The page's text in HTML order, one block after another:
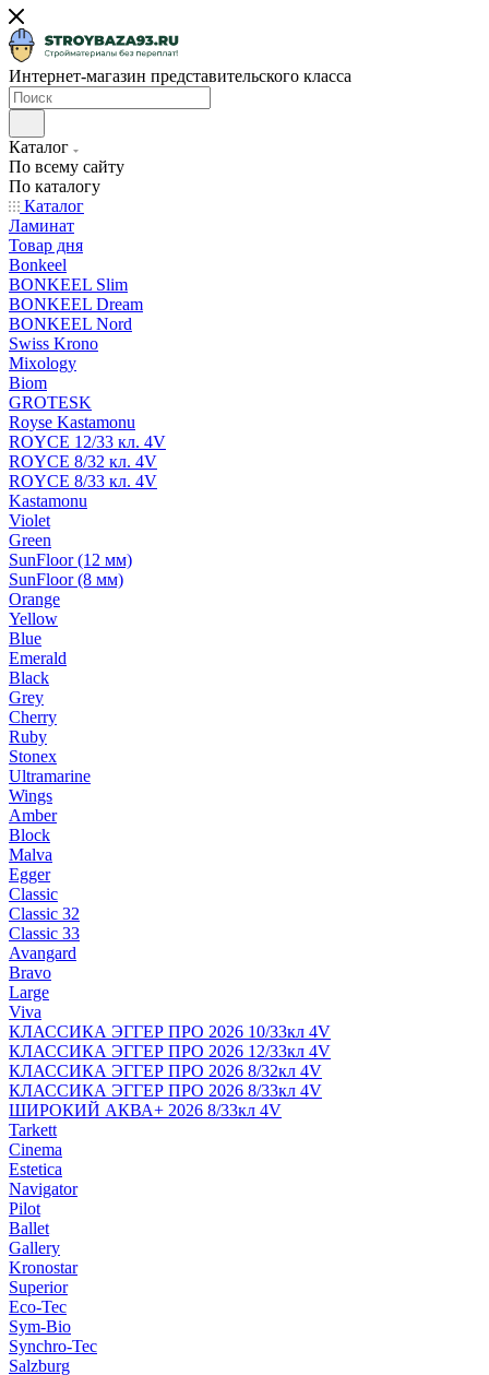
Интернет-магазин представительского класса
Каталог
По всему сайту
По каталогу
Каталог
Ламинат
Товар дня
Bonkeel
BONKEEL Slim
BONKEEL Dream
BONKEEL Nord
Swiss Krono
Mixology
Biom
GROTESK
Royse Kastamonu
ROYCE 12/33 кл. 4V
ROYCE 8/32 кл. 4V
ROYCE 8/33 кл. 4V
Kastamonu
Violet
Green
SunFloor (12 мм)
SunFloor (8 мм)
Orange
Yellow
Blue
Emerald
Black
Grey
Cherry
Ruby
Stonex
Ultramarine
Wings
Amber
Block
Malva
Egger
Classic
Classic 32
Classic 33
Avangard
Bravo
Large
Viva
КЛАССИКА ЭГГЕР ПРО 2026 10/33кл 4V
КЛАССИКА ЭГГЕР ПРО 2026 12/33кл 4V
КЛАССИКА ЭГГЕР ПРО 2026 8/32кл 4V
КЛАССИКА ЭГГЕР ПРО 2026 8/33кл 4V
ШИРОКИЙ АКВА+ 2026 8/33кл 4V
Tarkett
Cinema
Estetica
Navigator
Pilot
Ballet
Gallery
Kronostar
Superior
Eco-Tec
Sym-Bio
Synchro-Tec
Salzburg